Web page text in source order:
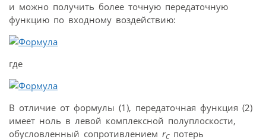
и можно получить более точную передаточную
функцию по входному воздействию:
где
В отличие от формулы (1), передаточная функция (2)
имеет ноль в левой комплексной полуплоскости,
обусловленный сопротивлением rCпотерь